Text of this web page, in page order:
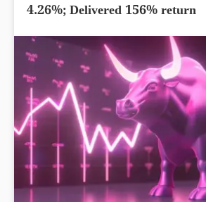
4.26%; Delivered 156% return